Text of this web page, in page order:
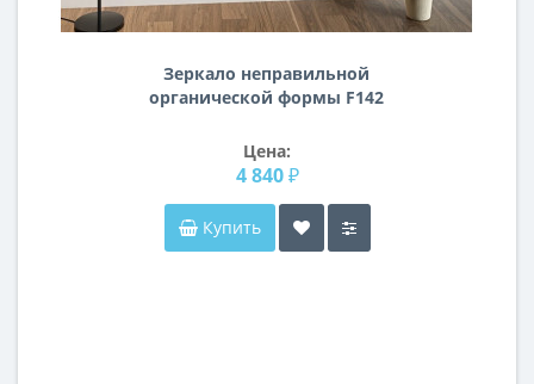
Зеркало неправильной
органической формы F142
Цена:
4 840 ₽
Купить